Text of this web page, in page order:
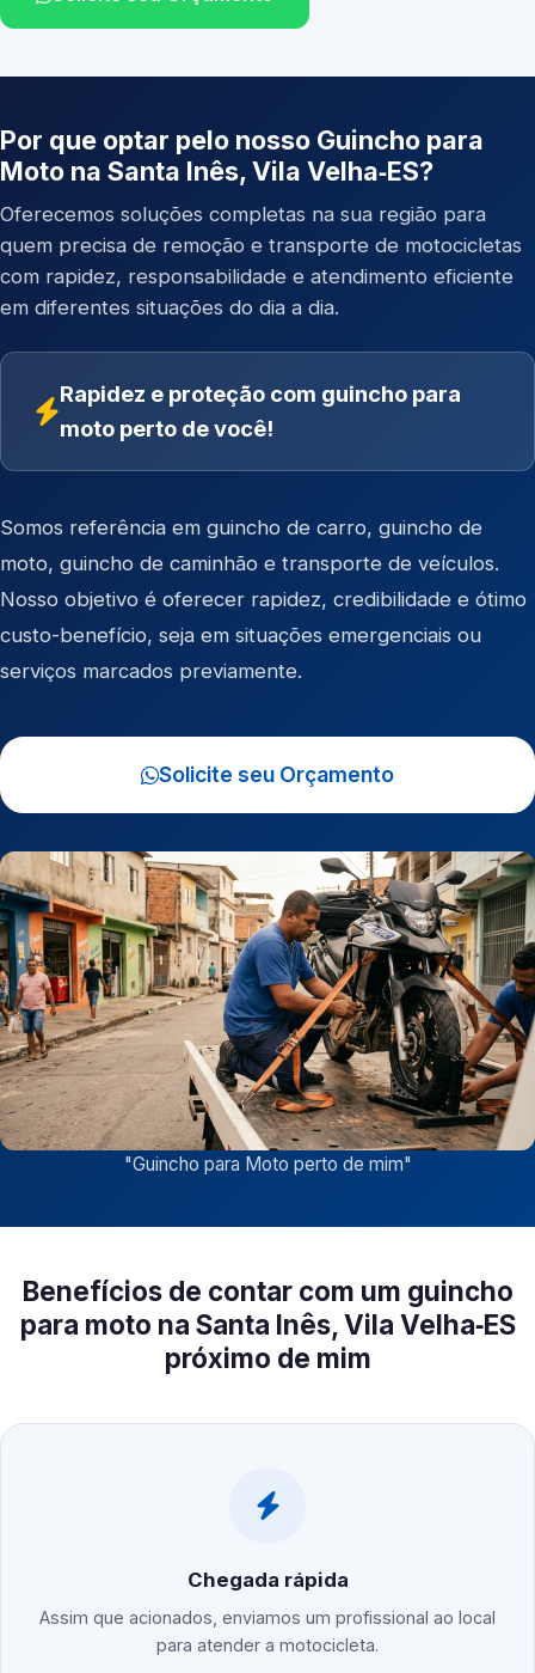
Por que optar pelo nosso Guincho para
Moto na Santa Inês, Vila Velha‑ES?
Oferecemos soluções completas na sua região para
quem precisa de remoção e transporte de motocicletas
com rapidez, responsabilidade e atendimento eficiente
em diferentes situações do dia a dia.
Rapidez e proteção com guincho para
moto perto de você!
Somos referência em guincho de carro, guincho de
moto, guincho de caminhão e transporte de veículos.
Nosso objetivo é oferecer rapidez, credibilidade e ótimo
custo-benefício, seja em situações emergenciais ou
serviços marcados previamente.
Solicite seu Orçamento
"Guincho para Moto perto de mim"
Benefícios de contar com um guincho
para moto na Santa Inês, Vila Velha‑ES
próximo de mim
Chegada rápida
Assim que acionados, enviamos um profissional ao local
para atender a motocicleta.